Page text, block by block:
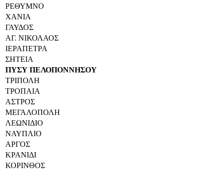
ΡΕΘΥΜΝΟ
ΧΑΝΙΑ
ΓΑΥΔΟΣ
ΑΓ. ΝΙΚΟΛΑΟΣ
ΙΕΡΑΠΕΤΡΑ
ΣΗΤΕΙΑ
ΠΥΣΥ ΠΕΛΟΠΟΝΝΗΣΟΥ
ΤΡΙΠΟΛΗ
ΤΡΟΠΑΙΑ
ΑΣΤΡΟΣ
ΜΕΓΑΛΟΠΟΛΗ
ΛΕΩΝΙΔΙΟ
ΝΑΥΠΛΙΟ
ΑΡΓΟΣ
ΚΡΑΝΙΔΙ
ΚΟΡΙΝΘΟΣ